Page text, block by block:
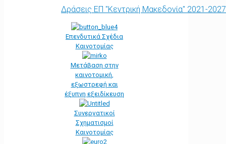
Δράσεις ΕΠ "Κεντρική Μακεδονία" 2021-2027
Επενδυτικά Σχέδια
Καινοτομίας
Μετάβαση στην
καινοτομική,
εξωστρεφή και
έξυπνη εξειδίκευση
Συνεργατικοί
Σχηματισμοί
Καινοτομίας